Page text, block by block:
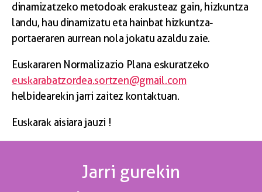
dinamizatzeko metodoak erakusteaz gain, hizkuntza
landu, hau dinamizatu eta hainbat hizkuntza-
portaeraren aurrean nola jokatu azaldu zaie.
Euskararen Normalizazio Plana eskuratzeko
euskarabatzordea.sortzen@gmail.com
helbidearekin jarri zaitez kontaktuan.
Euskarak aisiara jauzi !
Jarri gurekin